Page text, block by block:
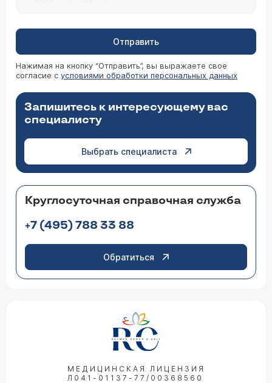
Отправить
Нажимая на кнопку “Отправить”, вы выражаете свое
согласие с условиями обработки персональных данных
Запишитесь к интересующему вас
специалисту
Выбрать специалиста
Круглосуточная справочная служба
+7 (495) 788 33 88
Обратиться
МЕДИЦИНСКАЯ ЛИЦЕНЗИЯ
Л041-01137-77/00368560